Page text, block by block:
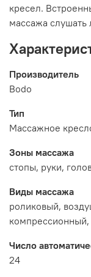
кресел.
массажа
Производитель
Bodo
Тип
Массажное
Зоны массажа
стопы, руки,
Виды массажа
роликовый,
компрессионный,
Число
24